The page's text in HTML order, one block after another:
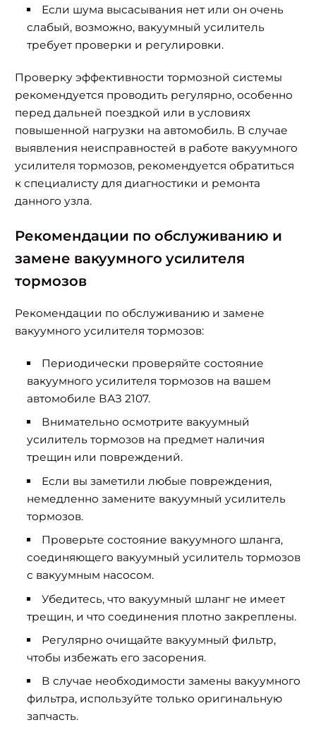
Если шума высасывания нет или он очень
слабый, возможно, вакуумный усилитель
требует проверки и регулировки.
Проверку эффективности тормозной системы
рекомендуется проводить регулярно, особенно
перед дальней поездкой или в условиях
повышенной нагрузки на автомобиль. В случае
выявления неисправностей в работе вакуумного
усилителя тормозов, рекомендуется обратиться
к специалисту для диагностики и ремонта
данного узла.
Рекомендации по обслуживанию и
замене вакуумного усилителя
тормозов
Рекомендации по обслуживанию и замене
вакуумного усилителя тормозов:
Периодически проверяйте состояние
вакуумного усилителя тормозов на вашем
автомобиле ВАЗ 2107.
Внимательно осмотрите вакуумный
усилитель тормозов на предмет наличия
трещин или повреждений.
Если вы заметили любые повреждения,
немедленно замените вакуумный усилитель
тормозов.
Проверьте состояние вакуумного шланга,
соединяющего вакуумный усилитель тормозов
с вакуумным насосом.
Убедитесь, что вакуумный шланг не имеет
трещин, и что соединения плотно закреплены.
Регулярно очищайте вакуумный фильтр,
чтобы избежать его засорения.
В случае необходимости замены вакуумного
фильтра, используйте только оригинальную
запчасть.